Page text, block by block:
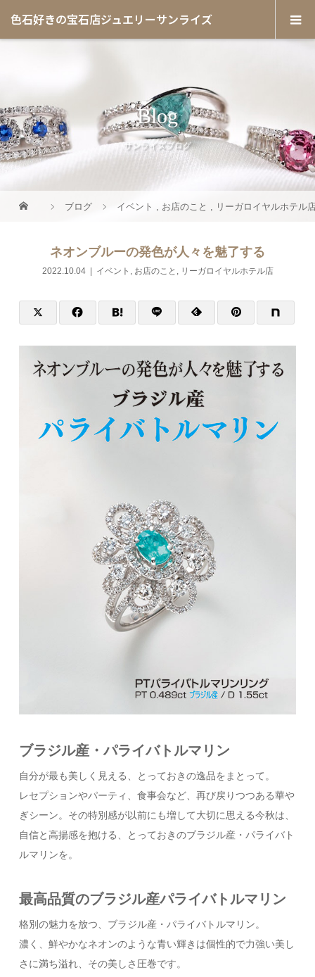
色石好きの宝石店ジュエリーサンライズ
Blog
サンライズブログ
ブログ イベント , お店のこと , リーガロイヤルホテル
ネオンブルーの発色が人々を魅了する
2022.10.04 イベント , お店のこと , リーガロイヤルホテル店
ブラジル産・パライバトルマリン
自分が最も美しく見える、とっておきの逸品をまとって。
レセプションやパーティ、食事会など、再び戻りつつある華や
ぎシーン。その特別感が以前にも増して大切に思える今秋は、
自信と高揚感を抱ける、とっておきのブラジル産・パライバト
ルマリンを。
最高品質のブラジル産パライバトルマリン
格別の魅力を放つ、ブラジル産・パライバトルマリン。
濃く、鮮やかなネオンのような青い輝きは個性的で力強い美し
さに満ち溢れ、その美しさ圧巻です。